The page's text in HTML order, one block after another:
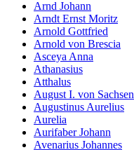
Arnd Johann
Arndt Ernst Moritz
Arnold Gottfried
Arnold von Brescia
Asceya Anna
Athanasius
Atthalus
August I. von Sachsen
Augustinus Aurelius
Aurelia
Aurifaber Johann
Avenarius Johannes